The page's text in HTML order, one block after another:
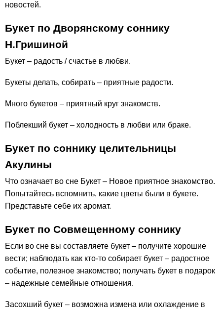
новостей.
Букет по Дворянскому соннику
Н.Гришиной
Букет – радость / счастье в любви.
Букеты делать, собирать – приятные радости.
Много букетов – приятный круг знакомств.
Поблекший букет – холодность в любви или браке.
Букет по соннику целительницы
Акулины
Что означает во сне Букет – Новое приятное знакомство.
Попытайтесь вспомнить, какие цветы были в букете.
Представьте себе их аромат.
Букет по Совмещенному соннику
Если во сне вы составляете букет – получите хорошие
вести; наблюдать как кто-то собирает букет – радостное
событие, полезное знакомство; получать букет в подарок
– надежные семейные отношения.
Засохший букет – возможна измена или охлаждение в